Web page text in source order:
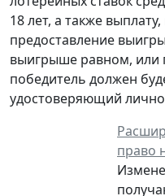
18 лет, а также
предоставление
выигрыше равном,
победитель должен
удостоверяющий
право